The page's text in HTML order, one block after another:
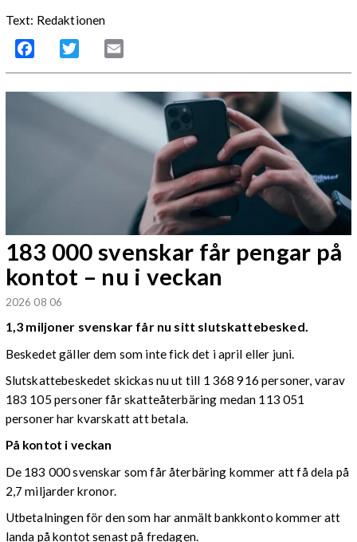
Text: Redaktionen
Facebook Twitter
183 000 svenskar får pengar på
kontot – nu i veckan
2026 08 06
1,3 miljoner svenskar får nu sitt slutskattebesked.
Beskedet gäller dem som inte fick det i april eller juni.
Slutskattebeskedet skickas nu ut till 1 368 916 personer, varav
183 105 personer får skatteåterbäring medan 113 051
personer har kvarskatt att betala.
På kontot i veckan
De 183 000 svenskar som får återbäring kommer att få dela på
2,7 miljarder kronor.
Utbetalningen för den som har anmält bankkonto kommer att
landa på kontot senast på fredagen.